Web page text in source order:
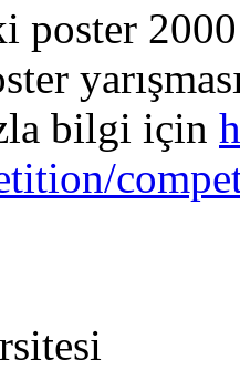
poster
bilgi için